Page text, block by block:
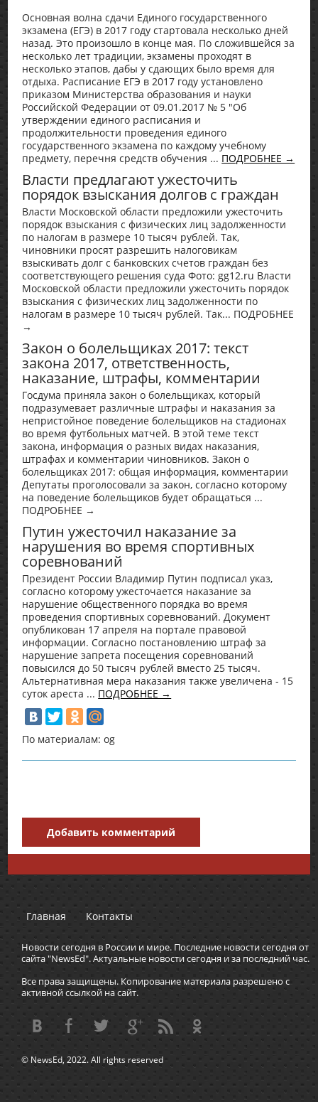
Основная волна сдачи Единого государственного
экзамена (ЕГЭ) в 2017 году стартовала несколько дней
назад. Это произошло в конце мая. По сложившейся за
несколько лет традиции, экзамены проходят в
несколько этапов, дабы у сдающих было время для
отдыха. Расписание ЕГЭ в 2017 году установлено
приказом Министерства образования и науки
Российской Федерации от 09.01.2017 № 5 "Об
утверждении единого расписания и
продолжительности проведения единого
государственного экзамена по каждому учебному
предмету, перечня средств обучения ... ПОДРОБНЕЕ →
Власти предлагают ужесточить
порядок взыскания долгов с граждан
Власти Московской области предложили ужесточить
порядок взыскания с физических лиц задолженности
по налогам в размере 10 тысяч рублей. Так,
чиновники просят разрешить налоговикам
взыскивать долг с банковских счетов граждан без
соответствующего решения суда Фото: gg12.ru Власти
Московской области предложили ужесточить порядок
взыскания с физических лиц задолженности по
налогам в размере 10 тысяч рублей. Так... ПОДРОБНЕЕ
→
Закон о болельщиках 2017: текст
закона 2017, ответственность,
наказание, штрафы, комментарии
Госдума приняла закон о болельщиках, который
подразумевает различные штрафы и наказания за
непристойное поведение болельщиков на стадионах
во время футбольных матчей. В этой теме текст
закона, информация о разных видах наказания,
штрафах и комментарии чиновников. Закон о
болельщиках 2017: общая информация, комментарии
Депутаты проголосовали за закон, согласно которому
на поведение болельщиков будет обращаться ...
ПОДРОБНЕЕ →
Путин ужесточил наказание за
нарушения во время спортивных
соревнований
Президент России Владимир Путин подписал указ,
согласно которому ужесточается наказание за
нарушение общественного порядка во время
проведения спортивных соревнований. Документ
опубликован 17 апреля на портале правовой
информации. Согласно постановлению штраф за
нарушение запрета посещения соревнований
повысился до 50 тысяч рублей вместо 25 тысяч.
Альтернативная мера наказания также увеличена - 15
суток ареста ... ПОДРОБНЕЕ →
По материалам: og
Добавить комментарий
Главная Контакты
Новости сегодня в России и мире. Последние новости сегодня от
сайта "NewsEd". Актуальные новости сегодня и за последний час.
Все права защищены. Копирование материала разрешено с
активной ссылкой на сайт.
© NewsEd, 2022. All rights reserved